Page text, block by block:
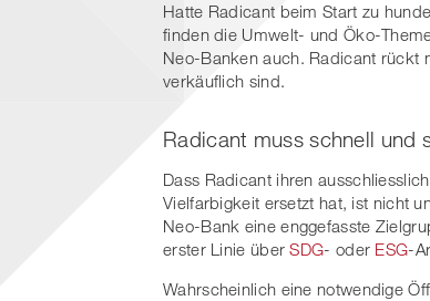
Hatte Radicant beim Start zu
finden die Umwelt- und Öko-
Neo-Banken auch. Radicant rückt
verkäuflich sind.
Radicant muss schnell und
Dass Radicant ihren
Vielfarbigkeit ersetzt hat, ist nicht
Neo-Bank eine enggefasste
erster Linie überSDG- oder ESG-
Wahrscheinlich eine notwendige